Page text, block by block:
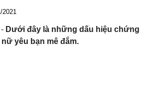
2021
- Dưới đây là những dấu hiệu chứng
yêu bạn mê đắm.